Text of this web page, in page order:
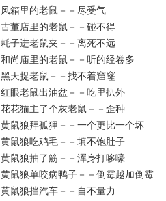
风箱里的老鼠－－尽受气
古董店里的老鼠－－碰不得
耗子进老鼠夹－－离死不远
和尚庙里的老鼠－－听的经卷多
黑天捉老鼠－－找不着窟窿
红眼老鼠出油盆－－吃里扒外
花花猫主了个灰老鼠－－歪种
黄鼠狼拜孤狸－－一个更比一个坏
黄鼠狼吃鸡毛－－填不饱肚子
黄鼠狼抽了筋－－浑身打哆嚎
黄鼠狼单咬病鸭子－－倒霉越加倒霉
黄鼠狼挡汽车－－自不量力